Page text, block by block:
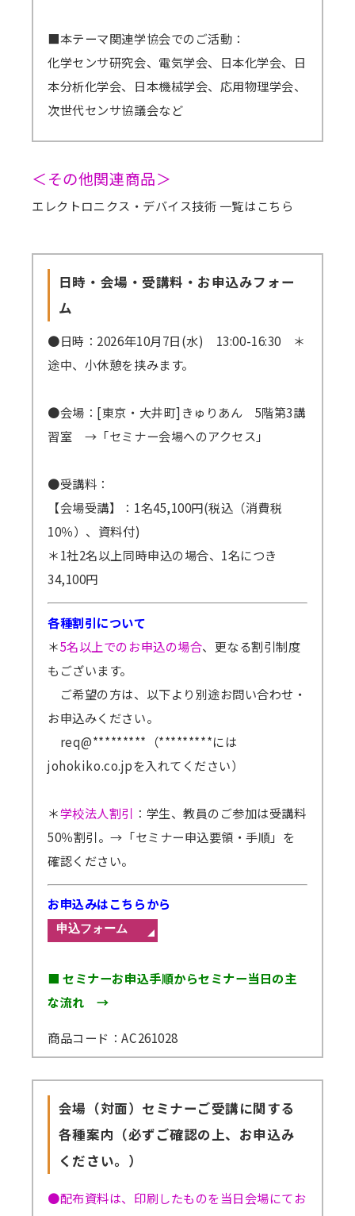
■本テーマ関連学協会でのご活動：
化学センサ研究会、電気学会、日本化学会、日
本分析化学会、日本機械学会、応用物理学会、
次世代センサ協議会など
＜その他関連商品＞
エレクトロニクス・デバイス技術 一覧はこちら
日時・会場・受講料・お申込みフォー
ム
●日時：2026年10月7日(水) 13:00-16:30 ＊
途中、小休憩を挟みます。
●会場：[東京・大井町]きゅりあん 5階第3講
習室 →「セミナー会場へのアクセス」
●受講料：
【会場受講】：1名45,100円(税込（消費税
10％）、資料付)
＊1社2名以上同時申込の場合、1名につき
34,100円
各種割引について
＊5名以上でのお申込の場合、更なる割引制度
もございます。
ご希望の方は、以下より別途お問い合わせ・
お申込みください。
req@*********（*********には
johokiko.co.jpを入れてください）
＊学校法人割引 ：学生、教員のご参加は受講料
50％割引。→「セミナー申込要領・手順」を
確認ください。
お申込みはこちらから
■ セミナーお申込手順からセミナー当日の主
な流れ →
商品コード：AC261028
会場（対面）セミナーご受講に関する
各種案内（必ずご確認の上、お申込み
ください。）
●配布資料は、印刷したものを当日会場にてお